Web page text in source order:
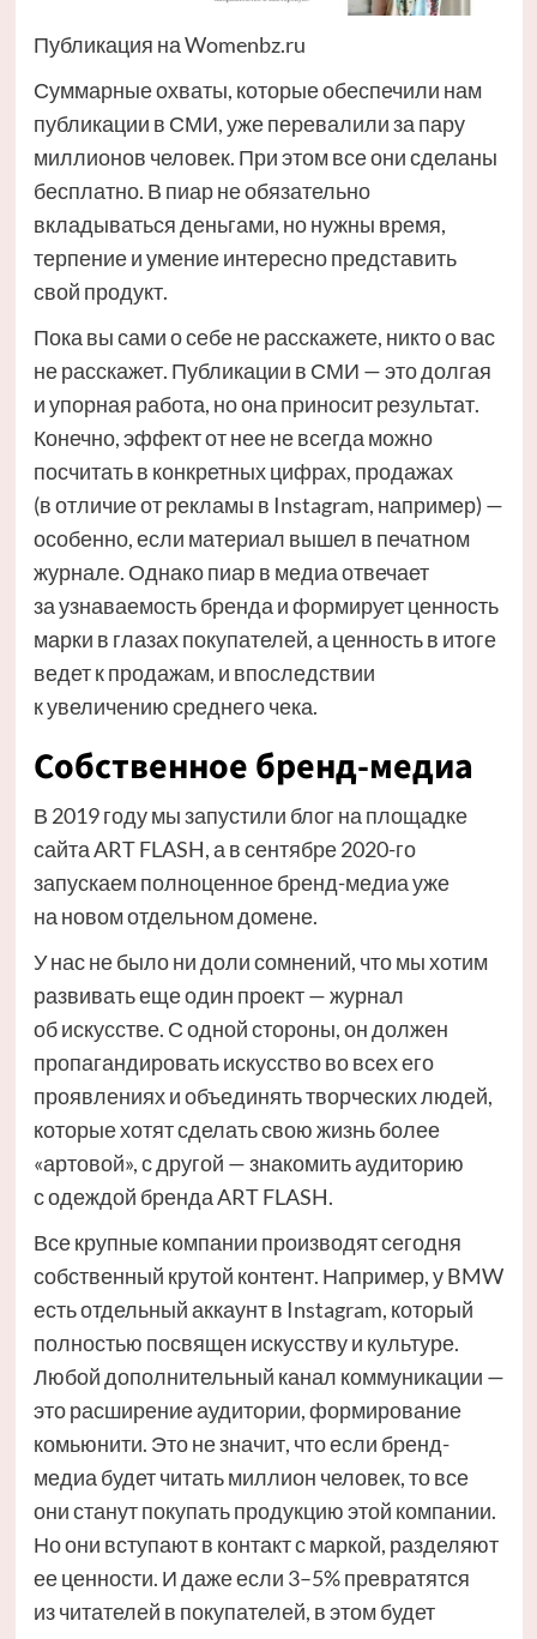
Публикация на Womenbz.ru
Суммарные охваты, которые обеспечили нам
публикации в СМИ, уже перевалили за пару
миллионов человек. При этом все они сделаны
бесплатно. В пиар не обязательно
вкладываться деньгами, но нужны время,
терпение и умение интересно представить
свой продукт.
Пока вы сами о себе не расскажете, никто о вас
не расскажет. Публикации в СМИ — это долгая
и упорная работа, но она приносит результат.
Конечно, эффект от нее не всегда можно
посчитать в конкретных цифрах, продажах
(в отличие от рекламы в Instagram, например) —
особенно, если материал вышел в печатном
журнале. Однако пиар в медиа отвечает
за узнаваемость бренда и формирует ценность
марки в глазах покупателей, а ценность в итоге
ведет к продажам, и впоследствии
к увеличению среднего чека.
Собственное бренд-медиа
В 2019 году мы запустили блог на площадке
сайта ART FLASH, а в сентябре 2020-го
запускаем полноценное бренд-медиа уже
на новом отдельном домене.
У нас не было ни доли сомнений, что мы хотим
развивать еще один проект — журнал
об искусстве. С одной стороны, он должен
пропагандировать искусство во всех его
проявлениях и объединять творческих людей,
которые хотят сделать свою жизнь более
«артовой», с другой — знакомить аудиторию
с одеждой бренда ART FLASH.
Все крупные компании производят сегодня
собственный крутой контент. Например, у BMW
есть отдельный аккаунт в Instagram, который
полностью посвящен искусству и культуре.
Любой дополнительный канал коммуникации —
это расширение аудитории, формирование
комьюнити. Это не значит, что если бренд-
медиа будет читать миллион человек, то все
они станут покупать продукцию этой компании.
Но они вступают в контакт с маркой, разделяют
ее ценности. И даже если 3–5% превратятся
из читателей в покупателей, в этом будет